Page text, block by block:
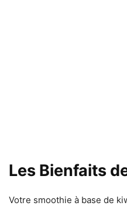
Les Bienfaits
Votre smoothie à base de